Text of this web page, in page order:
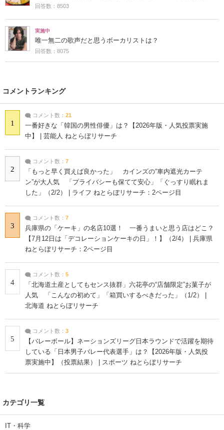
回答数：8503
実施中
唯一無二の歌声だと思うボーカリストは？
回答数：8075
コメントランキング
1
コメント数： 21
一番好きな「韓国の男性俳優」は？【2026年版・人気投票実施
中】 | 芸能人 ねとらぼリサーチ
2
コメント数： 7
「もっと早く買えば良かった」 カインズの“車内遮光カーテ
ン”が大人気 「プライバシーも保てて安心」「ぐっすり眠れま
した」（2/2） | ライフ ねとらぼリサーチ：2ページ目
3
コメント数： 7
兵庫県の「ケーキ」の名店10選！ 一番うまいと思う店はどこ？
【7月12日は「デコレーションケーキの日」！】（2/4） | 兵庫県
ねとらぼリサーチ：2ページ目
4
コメント数： 5
「北海道土産としてもセンス抜群」六花亭の“店舗限定”お菓子が
人気 「こんなの初めて」「箱買いするべきだった」（1/2） |
北海道 ねとらぼリサーチ
5
コメント数： 3
【バレーボール】ネーションズリーグ日本ラウンドで活躍を期待
している「日本男子バレー代表選手」は？【2026年版・人気投
票実施中】（投票結果） | スポーツ ねとらぼリサーチ
カテゴリ一覧
IT・科学